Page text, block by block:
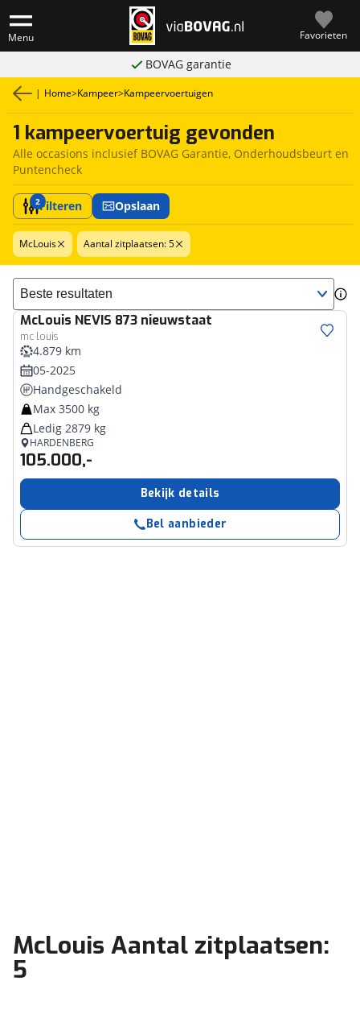
Menu Favorieten
BOVAG garantie
| Home>Kampeer>Kampeervoertuigen
1 kampeervoertuig gevonden
Alle occasions inclusief BOVAG Garantie, Onderhoudsbeurt en
Puntencheck
2Filteren Opslaan
McLouis Aantal zitplaatsen: 5
Sorteer resultaten
McLouis NEVIS 873 nieuwstaat
mc louis
4.879 km
05-2025
Handgeschakeld
Max 3500 kg
Ledig 2879 kg
HARDENBERG
105.000,-
Bekijk details
Bel aanbieder
McLouis Aantal zitplaatsen:
5